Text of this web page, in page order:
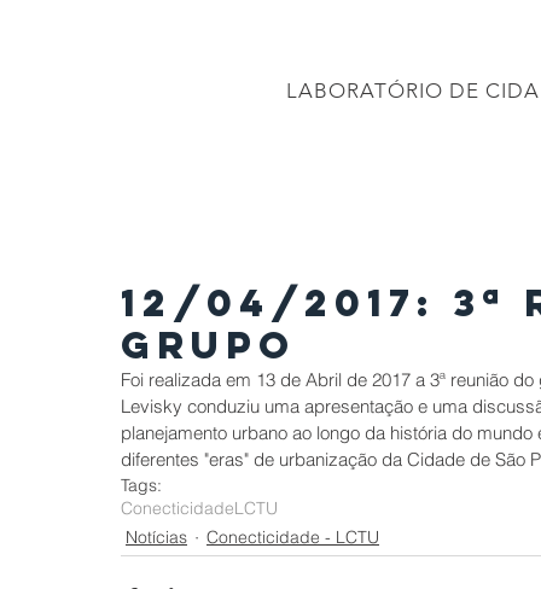
LABORATÓRIO DE
12/04/2017: 3ª
Grupo
Foi realizada em 13 de Abril de 2017 a 3ª reunião
Levisky conduziu uma apresentação e uma
planejamento urbano ao longo da história do
diferentes "eras" de urbanização da Cidade de São
Tags:
ConecticidadeLCTU
Notícias
Conecticidade - LCTU